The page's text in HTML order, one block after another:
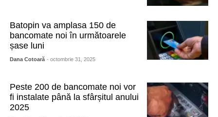
Batopin va amplasa 150 de
bancomate noi în următoarele
șase luni
Dana Cotoară - octombrie 31, 2025
Peste 200 de bancomate noi vor
fi instalate până la sfârșitul anului
2025